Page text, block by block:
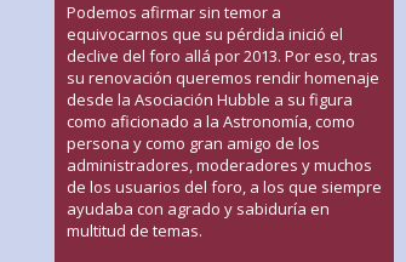
Podemos afirmar sin temor a
equivocarnos que su pérdida inició el
declive del foro allá por 2013. Por eso, tras
su renovación queremos rendir homenaje
desde la Asociación Hubble a su figura
como aficionado a la Astronomía, como
persona y como gran amigo de los
administradores, moderadores y muchos
de los usuarios del foro, a los que siempre
ayudaba con agrado y sabiduría en
multitud de temas.